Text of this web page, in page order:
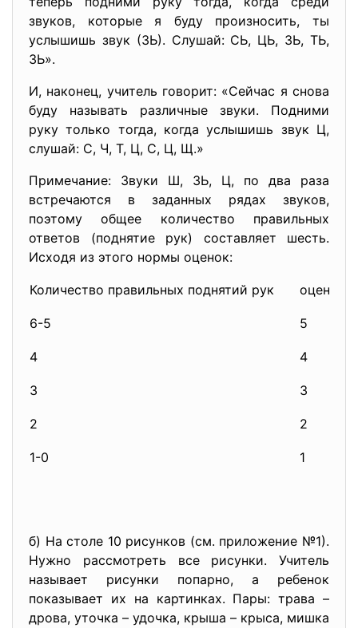
звуков, которые я буду произносить, ты
услышишь звук (ЗЬ). Слушай: СЬ, ЦЬ, ЗЬ, ТЬ,
ЗЬ».
И, наконец, учитель говорит: «Сейчас я снова
буду называть различные звуки. Подними
руку только тогда, когда услышишь звук Ц,
слушай: С, Ч, Т, Ц, С, Ц, Щ.»
Примечание: Звуки Ш, ЗЬ, Ц, по два раза
встречаются в заданных рядах звуков,
поэтому общее количество правильных
ответов (поднятие рук) составляет шесть.
Исходя из этого нормы оценок:
Количество правильных поднятий рук оценка
6-5 5
4 4
3 3
2 2
1-0 1
б) На столе 10 рисунков (см. приложение №1).
Нужно рассмотреть все рисунки. Учитель
называет рисунки попарно, а ребенок
показывает их на картинках. Пары: трава –
дрова, уточка – удочка, крыша – крыса, мишка